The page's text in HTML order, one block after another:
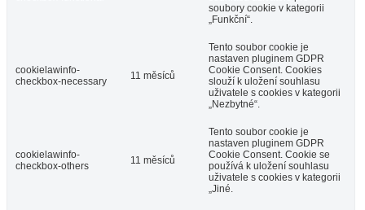
soubory cookie v kategorii
„Funkční“.
cookielawinfo-
checkbox-necessary
11 měsíců
Tento soubor cookie je
nastaven pluginem GDPR
Cookie Consent. Cookies
slouží k uložení souhlasu
uživatele s cookies v kategorii
„Nezbytné“.
cookielawinfo-
checkbox-others
11 měsíců
Tento soubor cookie je
nastaven pluginem GDPR
Cookie Consent. Cookie se
používá k uložení souhlasu
uživatele s cookies v kategorii
„Jiné.